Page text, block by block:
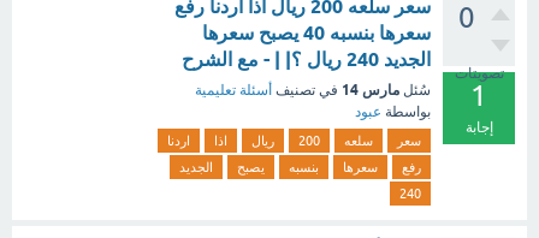
0
تصويتات
1
إجابة
سعر سلعه 200 ريال اذا اردنا رفع
سعرها بنسبه 40 يصبح سعرها
الجديد 240 ريال ؟| | - مع الشرح
سُئل مارس 14 في تصنيف أسئلة تعليمية
بواسطة عبود
سعر سلعه 200 ريال اذا
اردنا
رفع
سعرها بنسبه يصبح
الجديد
240